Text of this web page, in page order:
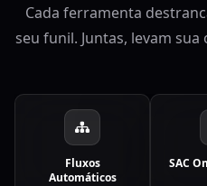
Cada ferramenta
seu funil. Juntas, levam
Fluxos
Automáticos
SAC